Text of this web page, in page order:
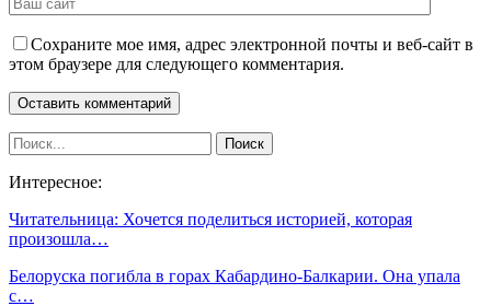
Сохраните мое имя, адрес электронной почты и веб-сайт в
этом браузере для следующего комментария.
Интересное:
Читательница: Хочется поделиться историей, которая
произошла…
Белоруска погибла в горах Кабардино-Балкарии. Она упала
с…